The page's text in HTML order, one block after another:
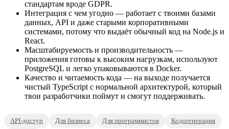
стандартам вроде GDPR.
Интеграция с чем угодно — работает с твоими базами
данных, API и даже старыми корпоративными
системами, потому что выдаёт обычный код на Node.js и
React.
Масштабируемость и производительность —
приложения готовы к высоким нагрузкам, используют
PostgreSQL и легко упаковываются в Docker.
Качество и читаемость кода — на выходе получается
чистый TypeScript с нормальной архитектурой, который
твои разработчики поймут и смогут поддерживать.
API-доступ Для бизнеса Для программистов
Кодогенерация